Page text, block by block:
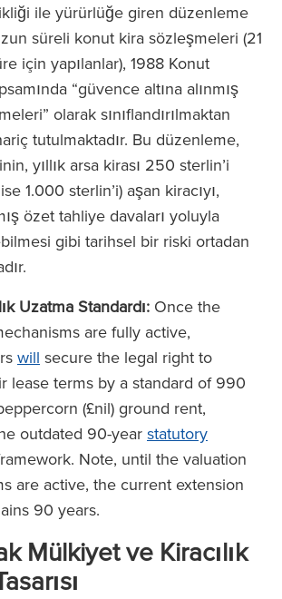
ile yürürlüğe giren düzenleme
süreli konut kira sözleşmeleri (21
için yapılanlar), 1988 Konut
“güvence altına alınmış
olarak sınıflandırılmaktan
tutulmaktadır. Bu düzenleme,
yıllık arsa kirası 250 sterlin’i
1.000 sterlin’i) aşan kiracıyı,
özet tahliye davaları yoluyla
gibi tarihsel bir riski ortadan
Uzatma Standardı: Once the
are fully active,
will secure the legal right to
lease terms by a standard of 990
(£nil) ground rent,
outdated 90-yearstatutory
Note, until the valuation
are active, the current extension
90 years.
Mülkiyet ve Kiracılık